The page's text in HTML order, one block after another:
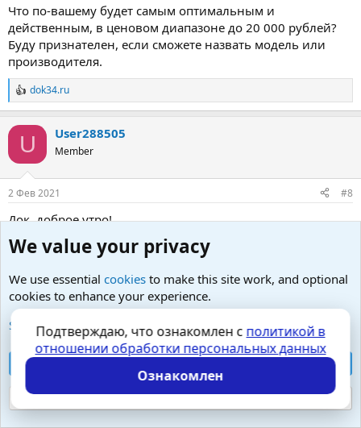
Что по-вашему будет самым оптимальным и
действенным, в ценовом диапазоне до 20 000 рублей?
Буду признателен, если сможете назвать модель или
производителя.
Р
е
и
dok34.ru
U User288505
Member
2 Фев 2021 #8
Док, доброе утро!
Пока спал еще появились вопросы.
Как понимаю Вы не часто его назначаете.
dok34.ru написал(а):
лечение для снятия воспаления по максимуму
(массаж+ИКВ\УВЧ или лазер)
Думаю вот над этим всё. Прекрасно понимаю, что
процедуры в мед учреждении более эффективны, но на
We value your privacy
We use essential cookies to make this site work, and optional
cookies to enhance your experience.
See further information and configure your preferences
Reject optional cookies
Подтверждаю, что ознакомлен с политикой в
отношении обработки персональных данных
Ознакомлен